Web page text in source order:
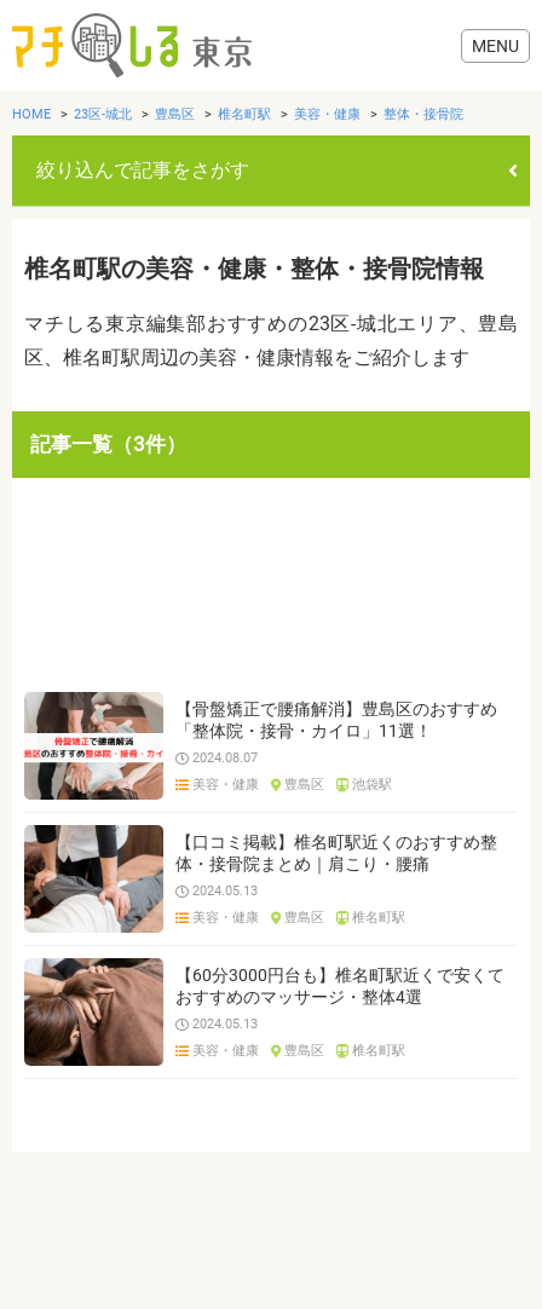
歯医者・病院
おでかけ
HOME 23区-城北 豊島区 椎名町駅 美容・健康 整体・接骨院
絞り込んで記事をさがす
カテゴリを選ぶ
すべて グルメ 美容・健康 歯医者・病院 おでかけ
ヘッドマッサージ 整体・接骨院 カイロプラクティック
鍼灸院 リラクゼーション
椎名町駅の美容・健康・整体・接骨院情報
マチしる東京編集部おすすめの23区-城北エリア、豊島
区、椎名町駅周辺の美容・健康情報をご紹介します
記事一覧（3件）
【骨盤矯正で腰痛解消】豊島区のおすすめ
「整体院・接骨・カイロ」11選！
2024.08.07
美容・健康
豊島区 池袋駅
【口コミ掲載】椎名町駅近くのおすすめ整
体・接骨院まとめ｜肩こり・腰痛
2024.05.13
美容・健康
豊島区 椎名町駅
【60分3000円台も】椎名町駅近くで安くて
おすすめのマッサージ・整体4選
2024.05.13
美容・健康
豊島区 椎名町駅